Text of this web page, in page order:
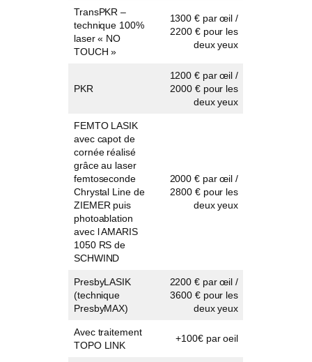
TransPKR –
technique 100%
laser « NO
TOUCH »
1300 € par œil /
2200 € pour les
deux yeux
PKR
1200 € par œil /
2000 € pour les
deux yeux
FEMTO LASIK
avec capot de
cornée réalisé
grâce au laser
femtoseconde
Chrystal Line de
ZIEMER puis
photoablation
avec l AMARIS
1050 RS de
SCHWIND
2000 € par œil /
2800 € pour les
deux yeux
PresbyLASIK
(technique
PresbyMAX)
2200 € par œil /
3600 € pour les
deux yeux
Avec traitement
TOPO LINK
+100€ par oeil